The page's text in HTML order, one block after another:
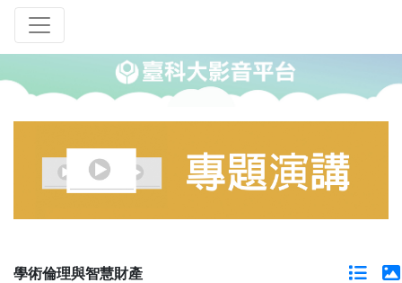
學術倫理與智慧財產